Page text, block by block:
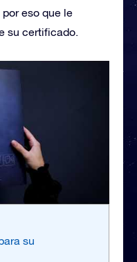
eso que le
su certificado.
su